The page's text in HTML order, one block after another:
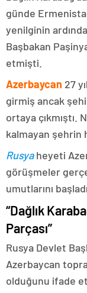
günde
yenilginin
Başbakan
etmişti.
Azerbaycan 27
girmiş ancak
ortaya çıkmıştı.
kalmayan şehrin
Rusyaheyeti
görüşmeler
umutlarını
“Dağlık
Parçası”
Rusya Devlet
Azerbaycan
olduğunu ifade